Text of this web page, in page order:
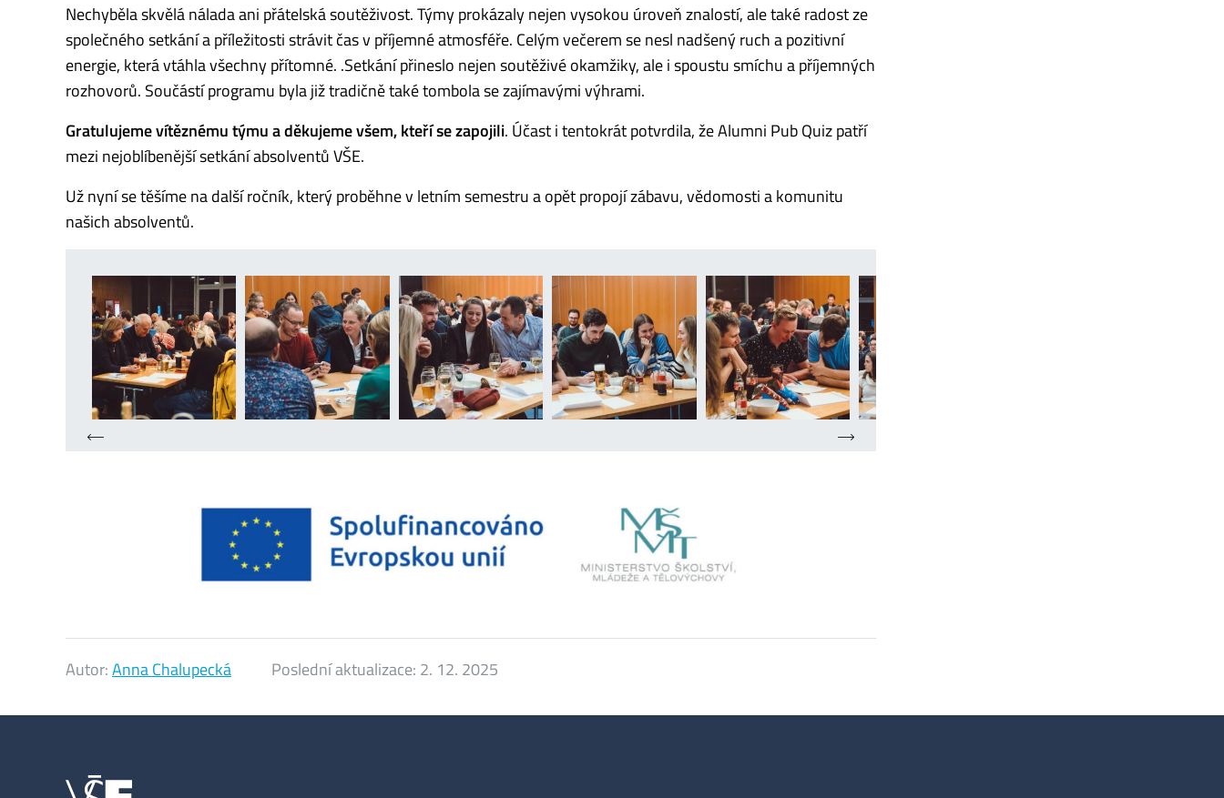
Nechyběla skvělá nálada ani přátelská soutěživost. Týmy prokázaly nejen vysokou úroveň znalostí, ale také radost ze
společného setkání a příležitosti strávit čas v příjemné atmosféře. Celým večerem se nesl nadšený ruch a pozitivní
energie, která vtáhla všechny přítomné. .Setkání přineslo nejen soutěživé okamžiky, ale i spoustu smíchu a příjemných
rozhovorů. Součástí programu byla již tradičně také tombola se zajímavými výhrami.
Gratulujeme vítěznému týmu a děkujeme všem, kteří se zapojili. Účast i tentokrát potvrdila, že Alumni Pub Quiz patří
mezi nejoblíbenější setkání absolventů VŠE.
Už nyní se těšíme na další ročník, který proběhne v letním semestru a opět propojí zábavu, vědomosti a komunitu
našich absolventů.
Autor:Anna Chalupecká Poslední aktualizace: 2. 12. 2025